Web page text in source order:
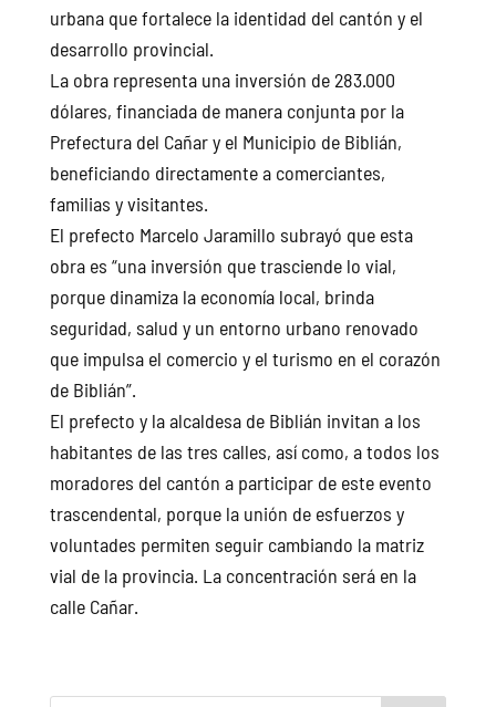
urbana que fortalece la identidad del cantón y el
desarrollo provincial.
La obra representa una inversión de 283.000
dólares, financiada de manera conjunta por la
Prefectura del Cañar y el Municipio de Biblián,
beneficiando directamente a comerciantes,
familias y visitantes.
El prefecto Marcelo Jaramillo subrayó que esta
obra es “una inversión que trasciende lo vial,
porque dinamiza la economía local, brinda
seguridad, salud y un entorno urbano renovado
que impulsa el comercio y el turismo en el corazón
de Biblián”.
El prefecto y la alcaldesa de Biblián invitan a los
habitantes de las tres calles, así como, a todos los
moradores del cantón a participar de este evento
trascendental, porque la unión de esfuerzos y
voluntades permiten seguir cambiando la matriz
vial de la provincia. La concentración será en la
calle Cañar.